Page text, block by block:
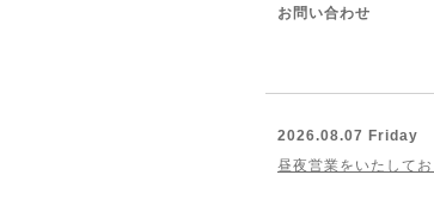
お問い合わせ
2026.08.07 Friday
昼夜営業をいたしてお